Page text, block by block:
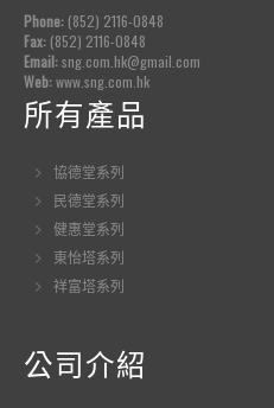
Phone: (852) 2116-0848
Fax: (852) 2116-0848
Email:sng.com.hk@gmail.com
Web:www.sng.com.hk
所有產品
協德堂系列
民德堂系列
健惠堂系列
東怡塔系列
祥富塔系列
公司介紹